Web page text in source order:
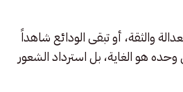
والثقة، أو تبقى الودائع شاهداً
هو الغاية، بل استرداد الشعور